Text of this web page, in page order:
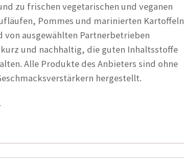
zu frischen vegetarischen und veganen
Pommes und marinierten Kartoffeln
ausgewählten Partnerbetrieben
und nachhaltig, die guten Inhaltsstoffe
Alle Produkte des Anbieters sind ohne
hergestellt.